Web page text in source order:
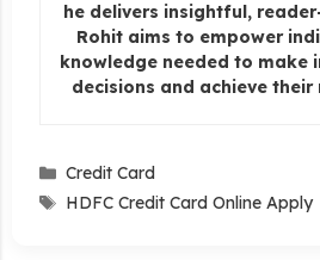
he delivers insightful,
Rohit aims to empower
knowledge needed to make
decisions and achieve
Categories
Credit Card
Tags
HDFC Credit Card Online Apply